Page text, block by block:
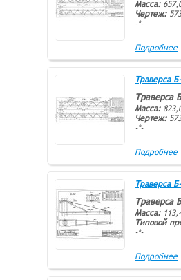
Масса:
Чертеж:
-*-
Подробнее
Траверса
Траверса
Масса:
Чертеж:
-*-
Подробнее
Траверса
Траверса
Масса:
Типовой
-*-
Подробнее